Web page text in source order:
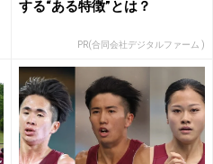
する“ある特徴”とは？
PR(合同会社デジタルファーム )